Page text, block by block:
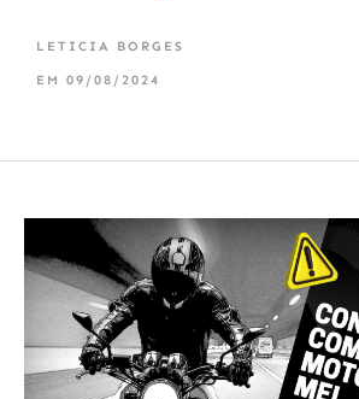
LETICIA BORGES
EM 09/08/2024